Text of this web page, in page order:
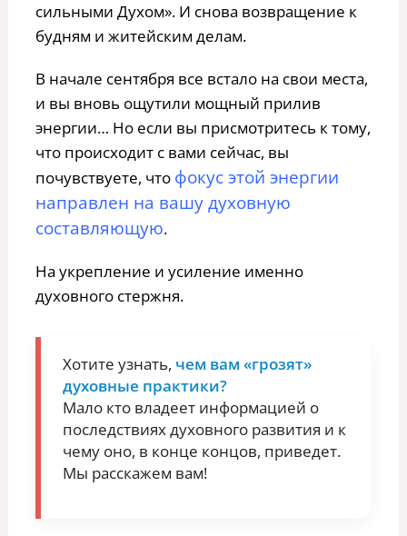
сильными Духом». И снова возвращение к
будням и житейским делам.
В начале сентября все встало на свои места,
и вы вновь ощутили мощный прилив
энергии… Но если вы присмотритесь к тому,
что происходит с вами сейчас, вы
почувствуете, что фокус этой энергии
направлен на вашу духовную
составляющую.
На укрепление и усиление именно
духовного стержня.
Хотите узнать, чем вам «грозят»
духовные практики?
Мало кто владеет информацией о
последствиях духовного развития и к
чему оно, в конце концов, приведет.
Мы расскажем вам!